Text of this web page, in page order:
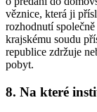
věznice, která ji
rozhodnutí
krajskému soudu
republice zdržuje
pobyt.
8. Na které